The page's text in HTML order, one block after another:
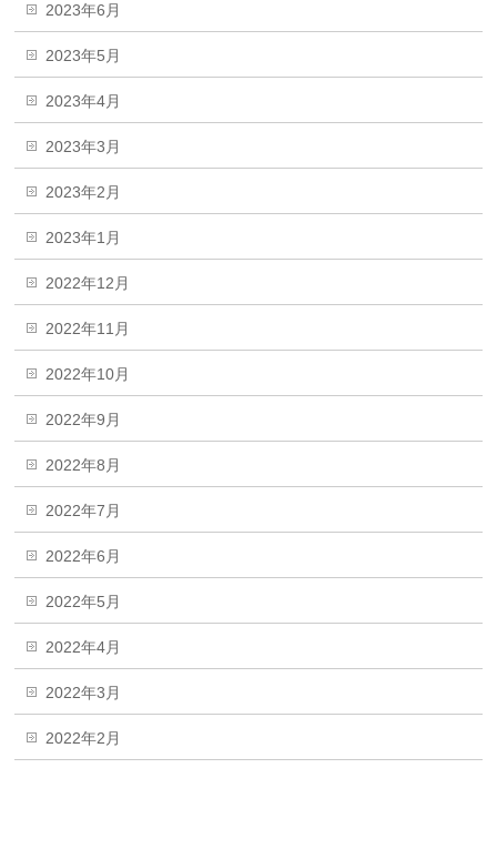
2023年6月
2023年5月
2023年4月
2023年3月
2023年2月
2023年1月
2022年12月
2022年11月
2022年10月
2022年9月
2022年8月
2022年7月
2022年6月
2022年5月
2022年4月
2022年3月
2022年2月